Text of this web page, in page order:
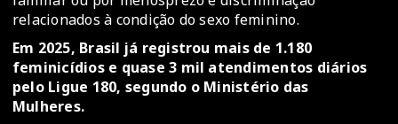
relacionados à condição do sexo feminino.
Em 2025, Brasil já registrou mais de 1.180
feminicídios e quase 3 mil atendimentos diários
pelo Ligue 180, segundo o Ministério das
Mulheres.